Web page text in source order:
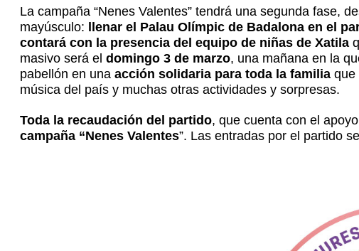
La campaña “Nenes Valentes” tendrá una segunda fase,
mayúsculo:
llenar el Palau Olímpic de Badalona en el
contará con la presencia del equipo de niñas de Xatila
masivo será el domingo 3 de marzo, una mañana en la
pabellón en una acción solidaria para toda la familia que
música del país y muchas otras actividades y sorpresas.
Toda la recaudación del partido, que cuenta con el
campaña “Nenes Valentes”. Las entradas por el partido